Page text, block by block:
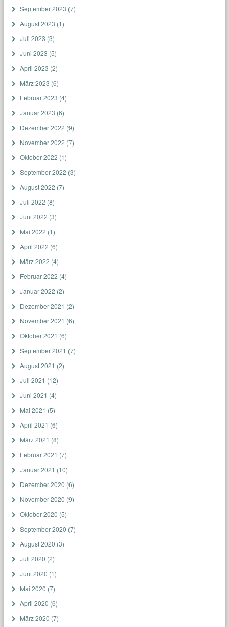
September 2023 (7)
August 2023 (1)
Juli 2023 (3)
Juni 2023 (5)
April 2023 (2)
März 2023 (6)
Februar 2023 (4)
Januar 2023 (6)
Dezember 2022 (9)
November 2022 (7)
Oktober 2022 (1)
September 2022 (3)
August 2022 (7)
Juli 2022 (8)
Juni 2022 (3)
Mai 2022 (1)
April 2022 (6)
März 2022 (4)
Februar 2022 (4)
Januar 2022 (2)
Dezember 2021 (2)
November 2021 (6)
Oktober 2021 (6)
September 2021 (7)
August 2021 (2)
Juli 2021 (12)
Juni 2021 (4)
Mai 2021 (5)
April 2021 (6)
März 2021 (8)
Februar 2021 (7)
Januar 2021 (10)
Dezember 2020 (6)
November 2020 (9)
Oktober 2020 (5)
September 2020 (7)
August 2020 (3)
Juli 2020 (2)
Juni 2020 (1)
Mai 2020 (7)
April 2020 (6)
März 2020 (7)